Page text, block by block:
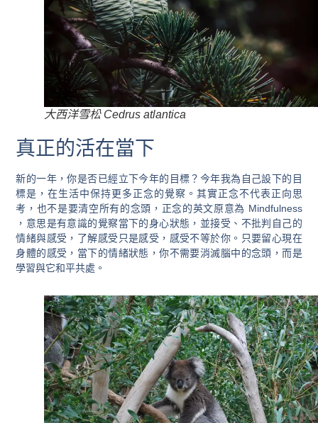
大西洋雪松 Cedrus atlantica
真正的活在當下
新的一年，你是否已經立下今年的目標？今年我為自己設下的目
標是，在生活中保持更多正念的覺察。其實正念不代表正向思
考，也不是要清空所有的念頭，正念的英文原意為 Mindfulness
，意思是有意識的覺察當下的身心狀態，並接受、不批判自己的
情緒與感受，了解感受只是感受，感受不等於你。只要留心現在
身體的感受，當下的情緒狀態，你不需要消滅腦中的念頭，而是
學習與它和平共處。